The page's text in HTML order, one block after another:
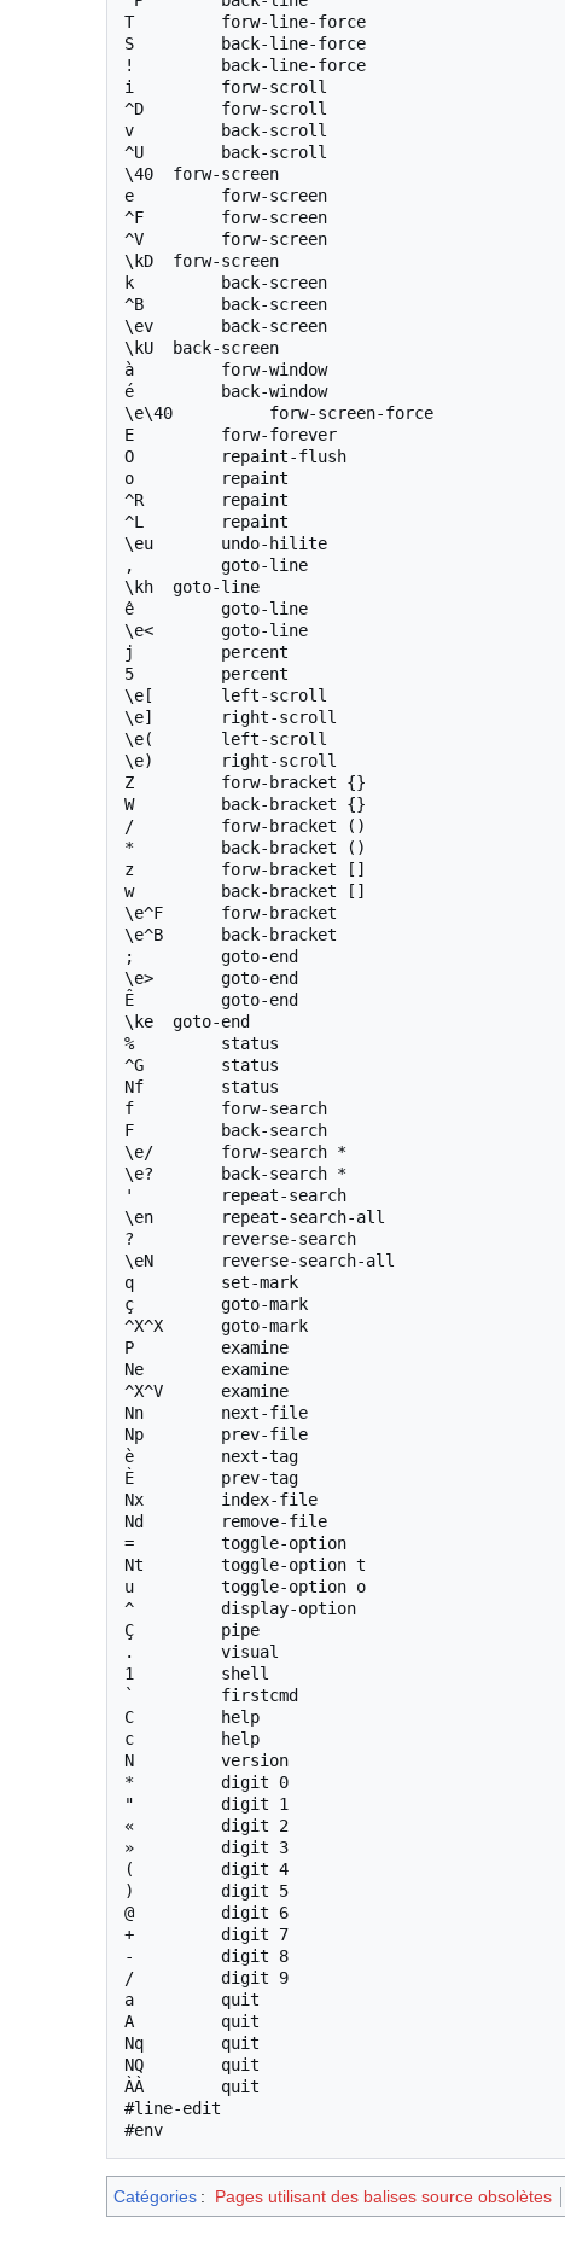
T         forw-line-force
S         back-line-force
!         back-line-force
i         forw-scroll
^D        forw-scroll
v         back-scroll
^U        back-scroll
\40  forw-screen
e         forw-screen
^F        forw-screen
^V        forw-screen
\kD  forw-screen
k         back-screen
^B        back-screen
\ev       back-screen
\kU  back-screen
à         forw-window
é         back-window
\e\40          forw-screen-force
E         forw-forever
O         repaint-flush
o         repaint
^R        repaint
^L        repaint
\eu       undo-hilite
,         goto-line
\kh  goto-line
ê         goto-line
\e<       goto-line
j         percent
5         percent
\e[       left-scroll
\e]       right-scroll
\e(       left-scroll
\e)       right-scroll
Z         forw-bracket {}
W         back-bracket {}
/         forw-bracket ()
*         back-bracket ()
z         forw-bracket []
w         back-bracket []
\e^F      forw-bracket
\e^B      back-bracket
;         goto-end
\e>       goto-end
Ê         goto-end
\ke  goto-end
%         status
^G        status
Nf        status
f         forw-search
F         back-search
\e/       forw-search *
\e?       back-search *
'         repeat-search
\en       repeat-search-all
?         reverse-search
\eN       reverse-search-all
q         set-mark
ç         goto-mark
^X^X      goto-mark
P         examine
Ne        examine
^X^V      examine
Nn        next-file
Np        prev-file
è         next-tag
È         prev-tag
Nx        index-file
Nd        remove-file
=         toggle-option
Nt        toggle-option t
u         toggle-option o
^         display-option
Ç         pipe
.         visual
1         shell
`         firstcmd
C         help
c         help
N         version
*         digit 0
"         digit 1
«         digit 2
»         digit 3
(         digit 4
)         digit 5
@         digit 6
+         digit 7
-         digit 8
/         digit 9
a         quit
A         quit
Nq        quit
NQ        quit
ÀÀ        quit
#line-edit
#env
Catégories : Pages utilisant des balises source obsolètes